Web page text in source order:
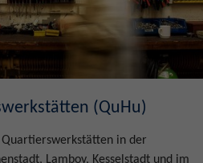
(QuHu)
Quartierswerkstätten in der
Lamboy, Kesselstadt und im